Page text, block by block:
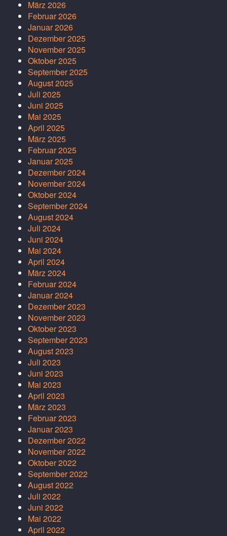
März 2026
Februar 2026
Januar 2026
Dezember 2025
November 2025
Oktober 2025
September 2025
August 2025
Juli 2025
Juni 2025
Mai 2025
April 2025
März 2025
Februar 2025
Januar 2025
Dezember 2024
November 2024
Oktober 2024
September 2024
August 2024
Juli 2024
Juni 2024
Mai 2024
April 2024
März 2024
Februar 2024
Januar 2024
Dezember 2023
November 2023
Oktober 2023
September 2023
August 2023
Juli 2023
Juni 2023
Mai 2023
April 2023
März 2023
Februar 2023
Januar 2023
Dezember 2022
November 2022
Oktober 2022
September 2022
August 2022
Juli 2022
Juni 2022
Mai 2022
April 2022